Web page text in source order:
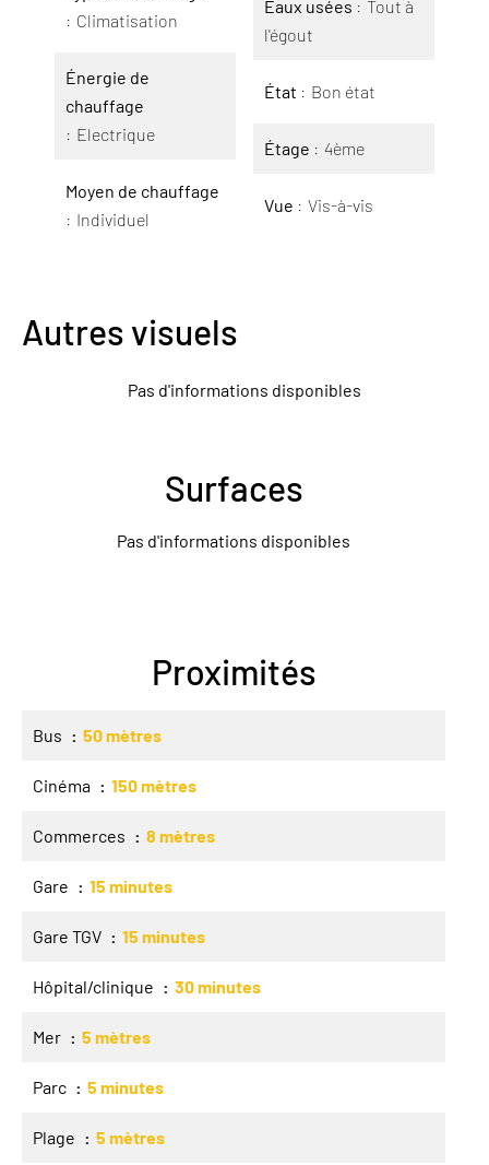
Climatisation
Énergie de
chauffage
Electrique
Moyen de chauffage
Individuel
Eaux usées
Tout à
l'égout
État Bon état
Étage 4ème
Vue Vis-à-vis
Autres visuels
Pas d'informations disponibles
Surfaces
Pas d'informations disponibles
Proximités
Bus 50 mètres
Cinéma 150 mètres
Commerces 8 mètres
Gare 15 minutes
Gare TGV 15 minutes
Hôpital/clinique 30 minutes
Mer 5 mètres
Parc 5 minutes
Plage 5 mètres